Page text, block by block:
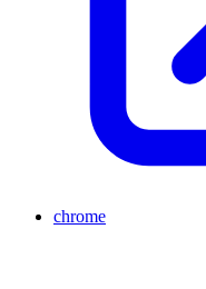
chrome